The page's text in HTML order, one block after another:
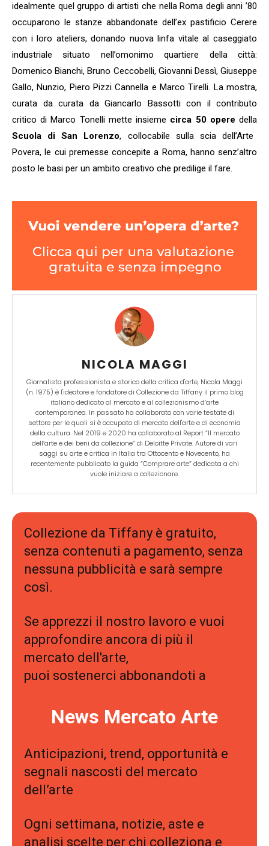
idealmente quel gruppo di artisti che nella Roma degli anni ’80
occuparono le stanze abbandonate dell’ex pastificio Cerere
con i loro ateliers, donando nuova linfa vitale al caseggiato
industriale situato nell’omonimo quartiere della città:
Domenico Bianchi, Bruno Ceccobelli, Giovanni Dessì, Giuseppe
Gallo, Nunzio, Piero Pizzi Cannella e Marco Tirelli. La mostra,
curata da curata da Giancarlo Bassotti con il contributo
critico di Marco Tonelli mette insieme circa 50 opere della
Scuola di San Lorenzo, collocabile sulla scia dell’Arte
Povera, le cui premesse concepite a Roma, hanno senz’altro
posto le basi per un ambito creativo che predilige il fare.
NICOLA MAGGI
Giornalista professionista e storico della critica d'arte, Nicola Maggi
(n. 1975) è l'ideatore e fondatore di Collezione da Tiffany il primo blog
italiano dedicato al mercato e al collezionismo d’arte
contemporanea. In passato ha collaborato con varie testate di
settore per le quali si è occupato di mercato dell'arte e di economia
della cultura. Nel 2019 e 2020 ha collaborato al Report “Il mercato
dell’arte e dei beni da collezione” di Deloitte Private. Autore di vari
saggi su arte e critica in Italia tra Ottocento e Novecento, ha
recentemente pubblicato la guida “Comprare arte” dedicata a chi
vuole iniziare a collezionare.
Collezione da Tiffany è gratuito,
senza contenuti a pagamento, senza
nessuna pubblicità e sarà sempre
così.
Se apprezzi il nostro lavoro e vuoi
approfondire ancora di più il
mercato dell'arte,
puoi sostenerci abbonandoti a
News Mercato Arte
Anticipazioni, trend, opportunità e
segnali nascosti del mercato
dell’arte
Ogni settimana, notizie, aste e
analisi scelte per chi colleziona e